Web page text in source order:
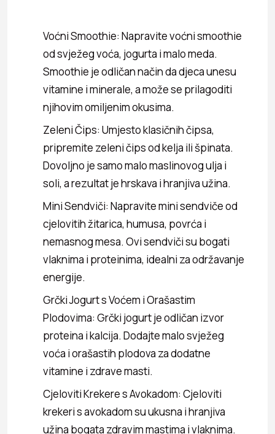
Voćni Smoothie: Napravite voćni smoothie
od svježeg voća, jogurta i malo meda.
Smoothie je odličan način da djeca unesu
vitamine i minerale, a može se prilagoditi
njihovim omiljenim okusima.
Zeleni Čips: Umjesto klasičnih čipsa,
pripremite zeleni čips od kelja ili špinata.
Dovoljno je samo malo maslinovog ulja i
soli, a rezultat je hrskava i hranjiva užina.
Mini Sendviči: Napravite mini sendviče od
cjelovitih žitarica, humusa, povrća i
nemasnog mesa. Ovi sendviči su bogati
vlaknima i proteinima, idealni za održavanje
energije.
Grčki Jogurt s Voćem i Orašastim
Plodovima: Grčki jogurt je odličan izvor
proteina i kalcija. Dodajte malo svježeg
voća i orašastih plodova za dodatne
vitamine i zdrave masti.
Cjeloviti Krekere s Avokadom: Cjeloviti
krekeri s avokadom su ukusna i hranjiva
užina bogata zdravim mastima i vlaknima.